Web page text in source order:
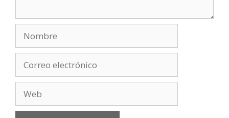
electrónico